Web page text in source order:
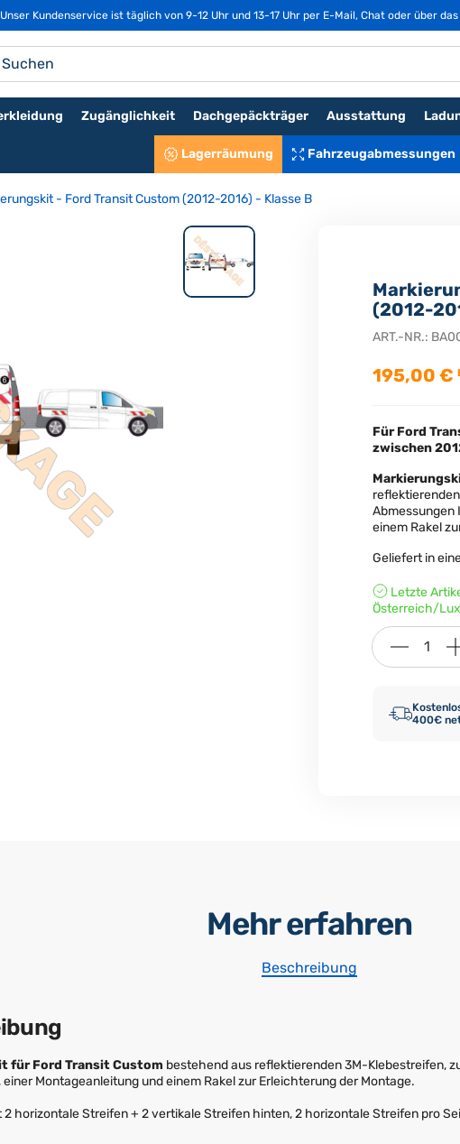
Unser Kundenservice ist täglich von 9-12 Uhr und 13-17 Uhr per E-Mail, Chat oder über
Zugänglichkeit Dachgepäckträger Ausstattung
Lagerräumung Fahrzeugabmessungen
- Ford Transit Custom (2012-2016) - Klasse B
(2012-
ART.-NR.:
195,00 €
Für Ford
zwischen
Abmessungen
einem Rakel
Geliefert in
Letzte
Österreich/
400€
Mehr erfahren
Beschreibung
für Ford Transit Custom bestehend aus reflektierenden 3M-Klebestreifen,
Montageanleitung und einem Rakel zur Erleichterung der Montage.
2 horizontale Streifen + 2 vertikale Streifen hinten, 2 horizontale Streifen pro